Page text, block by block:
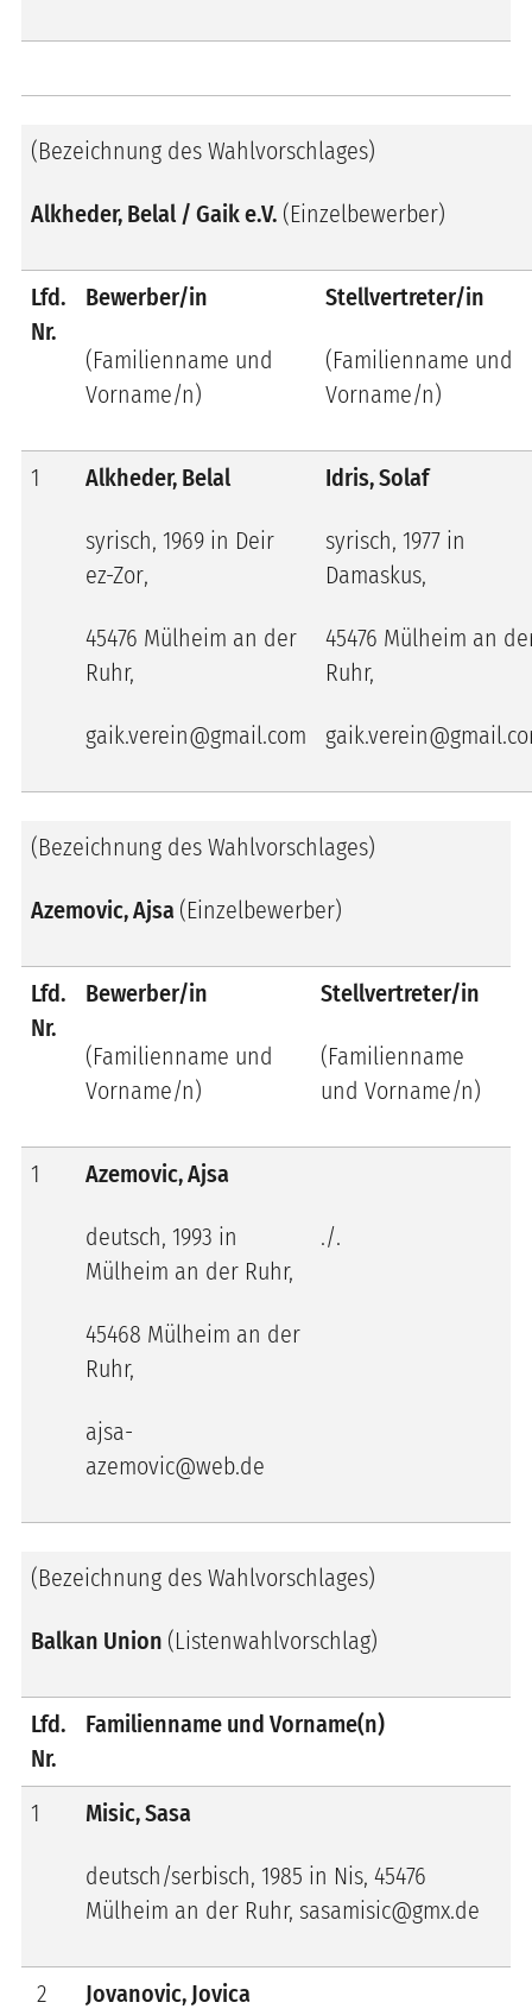
(Bezeichnung des Wahlvorschlages)
Alkheder, Belal / Gaik e.V. (Einzelbewerber)
Lfd.
Nr.
Bewerber/in
(Familienname und
Vorname/n)
Stellvertreter/in
(Familienname und
Vorname/n)
1 Alkheder, Belal
syrisch, 1969 in Deir
ez-Zor,
45476 Mülheim an der
Ruhr,
gaik.verein@gmail.com
Idris, Solaf
syrisch, 1977 in
Damaskus,
45476 Mülheim an
Ruhr,
(Bezeichnung des Wahlvorschlages)
Azemovic, Ajsa (Einzelbewerber)
Lfd.
Nr.
Bewerber/in
(Familienname und
Vorname/n)
Stellvertreter/in
(Familienname
und Vorname/n)
1 Azemovic, Ajsa
deutsch, 1993 in
Mülheim an der Ruhr,
45468 Mülheim an der
Ruhr,
ajsa-
azemovic@web.de
./.
(Bezeichnung des Wahlvorschlages)
Balkan Union (Listenwahlvorschlag)
Lfd.
Nr.
Familienname und Vorname(n)
1 Misic, Sasa
deutsch/serbisch, 1985 in Nis, 45476
Mülheim an der Ruhr, sasamisic@gmx.de
2 Jovanovic, Jovica